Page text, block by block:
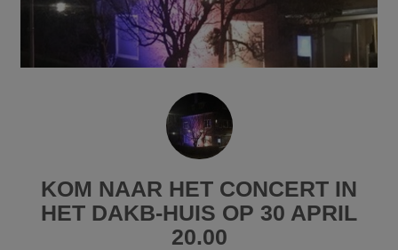
KOM NAAR HET CONCERT IN
HET DAKB-HUIS OP 30 APRIL
20.00